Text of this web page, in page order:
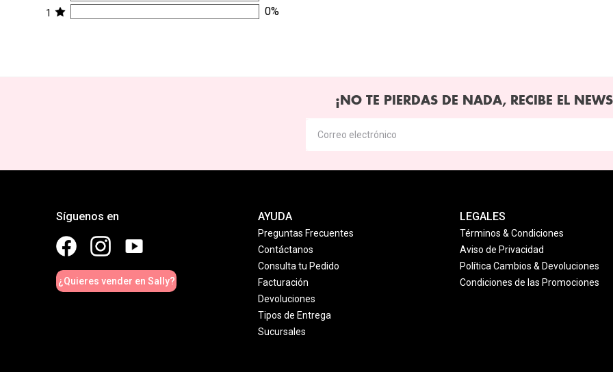
1 0%
¡NO TE PIERDAS DE NADA, RECIBE EL
Síguenos en
¿Quieres vender en Sally?
AYUDA
Preguntas Frecuentes
Contáctanos
Consulta tu Pedido
Facturación
Devoluciones
Tipos de Entrega
Sucursales
LEGALES
Términos & Condiciones
Aviso de Privacidad
Política Cambios & Devoluciones
Condiciones de las Promociones